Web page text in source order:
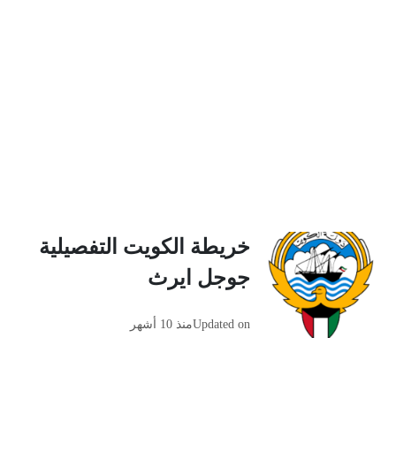
خريطة الكويت التفصيلية
جوجل ايرث
Updated onمنذ 10 أشهر